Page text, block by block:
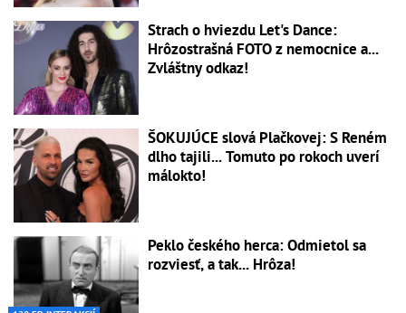
Strach o hviezdu Let's Dance:
Hrôzostrašná FOTO z nemocnice a...
Zvláštny odkaz!
ŠOKUJÚCE slová Plačkovej: S Reném
dlho tajili... Tomuto po rokoch uverí
málokto!
Peklo českého herca: Odmietol sa
rozviesť, a tak... Hrôza!